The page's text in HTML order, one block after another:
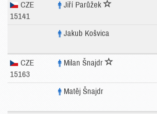
CZE
15141
Jiří Parůžek
Jakub Košvica
CZE
15163
Milan Šnajdr
Matěj Šnajdr